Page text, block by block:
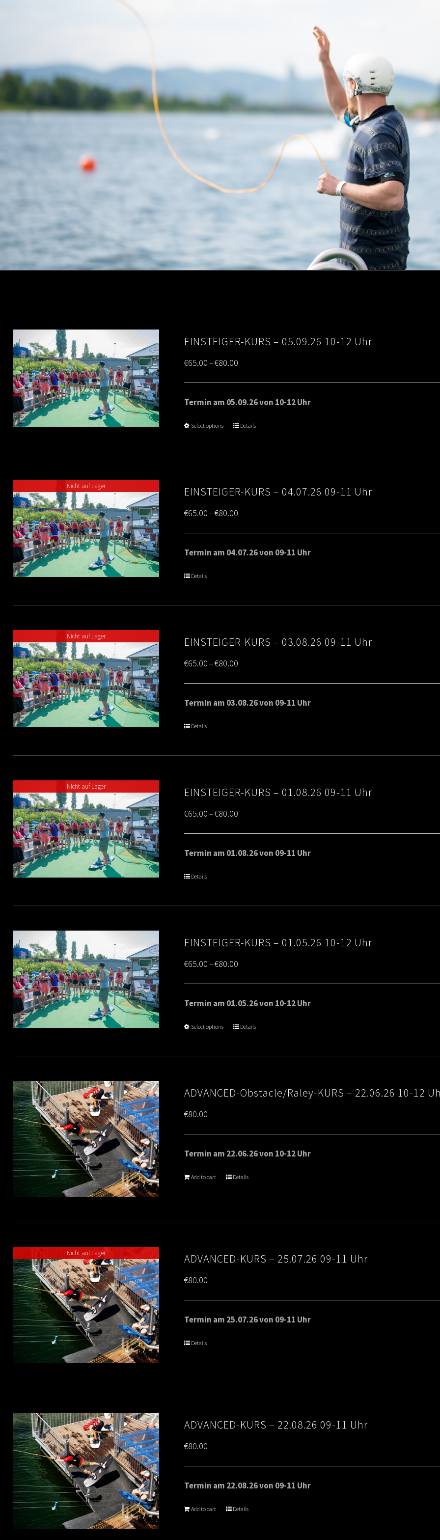
EINSTEIGER-KURS – 05.09.26 10-12 Uhr
€65.00–€80.00
range:
€65.00
Termin am 05.09.26 von 10-12 Uhr
Select options Details
Nicht auf Lager EINSTEIGER-KURS – 04.07.26 09-11 Uhr
€65.00–€80.00
range:
€65.00
Termin am 04.07.26 von 09-11 Uhr
Details
Nicht auf Lager EINSTEIGER-KURS – 03.08.26 09-11 Uhr
€65.00–€80.00
range:
€65.00
Termin am 03.08.26 von 09-11 Uhr
Details
Nicht auf Lager EINSTEIGER-KURS – 01.08.26 09-11 Uhr
€65.00–€80.00
range:
€65.00
Termin am 01.08.26 von 09-11 Uhr
Details
EINSTEIGER-KURS – 01.05.26 10-12 Uhr
€65.00–€80.00
range:
€65.00
Termin am 01.05.26 von 10-12 Uhr
Select options Details
ADVANCED-Obstacle/Raley-KURS – 22.06.26 10-12
€80.00
Termin am 22.06.26 von 10-12 Uhr
Add to cart Details
Nicht auf Lager ADVANCED-KURS – 25.07.26 09-11 Uhr
€80.00
Termin am 25.07.26 von 09-11 Uhr
Details
ADVANCED-KURS – 22.08.26 09-11 Uhr
€80.00
Termin am 22.08.26 von 09-11 Uhr
Add to cart Details